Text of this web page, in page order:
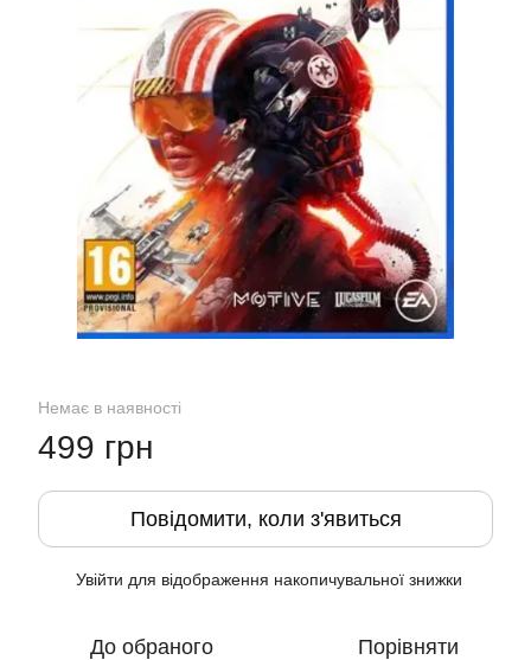
Немає в наявності
499 грн
Повідомити, коли з'явиться
Увійти для відображення накопичувальної знижки
До обраного Порівняти